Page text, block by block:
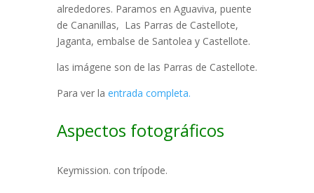
alrededores. Paramos en Aguaviva, puente
de Cananillas, Las Parras de Castellote,
Jaganta, embalse de Santolea y Castellote.
las imágene son de las Parras de Castellote.
Para ver la entrada completa.
Aspectos fotográficos
Keymission. con trípode.